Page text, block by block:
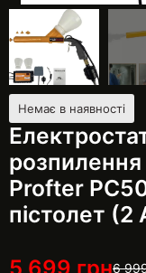
Немає в наявності
Profter
пістолет (2
6